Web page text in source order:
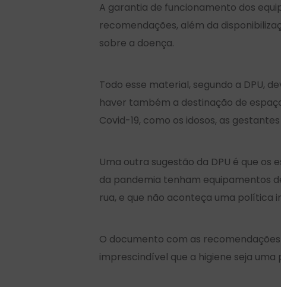
A garantia de funcionamento dos
recomendações, além da
sobre a doença.
Todo esse material, segundo a DPU,
haver também a destinação de
Covid-19, como os idosos, as
Uma outra sugestão da DPU é que
da pandemia tenham equipamentos
rua, e que não aconteça uma política
O documento com as
imprescindível que a higiene seja